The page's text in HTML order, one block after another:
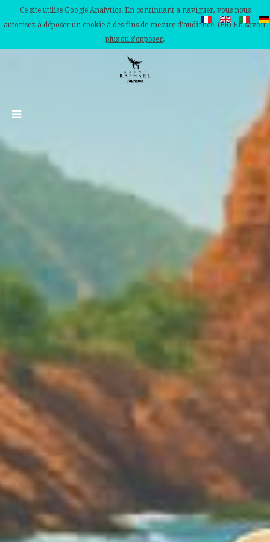
Ce site utilise Google Analytics. En continuant à naviguer, vous nous
autorisez à déposer un cookie à des fins de mesure d'audience. (FR) En savoir
plus ou s'opposer.